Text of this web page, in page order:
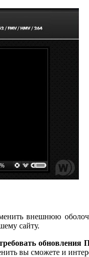
внешнюю
сайту.
вы сможете и